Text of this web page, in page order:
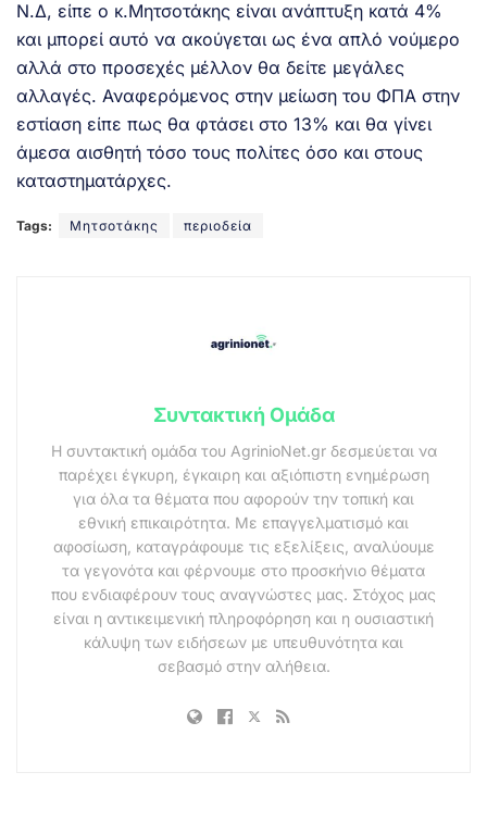
Ν.Δ, είπε ο κ.Μητσοτάκης είναι ανάπτυξη κατά 4%
και μπορεί αυτό να ακούγεται ως ένα απλό νούμερο
αλλά στο προσεχές μέλλον θα δείτε μεγάλες
αλλαγές. Αναφερόμενος στην μείωση του ΦΠΑ στην
εστίαση είπε πως θα φτάσει στο 13% και θα γίνει
άμεσα αισθητή τόσο τους πολίτες όσο και στους
καταστηματάρχες.
Tags: Μητσοτάκης περιοδεία
Συντακτική Ομάδα
Η συντακτική ομάδα του AgrinioNet.gr δεσμεύεται να
παρέχει έγκυρη, έγκαιρη και αξιόπιστη ενημέρωση
για όλα τα θέματα που αφορούν την τοπική και
εθνική επικαιρότητα. Με επαγγελματισμό και
αφοσίωση, καταγράφουμε τις εξελίξεις, αναλύουμε
τα γεγονότα και φέρνουμε στο προσκήνιο θέματα
που ενδιαφέρουν τους αναγνώστες μας. Στόχος μας
είναι η αντικειμενική πληροφόρηση και η ουσιαστική
κάλυψη των ειδήσεων με υπευθυνότητα και
σεβασμό στην αλήθεια.